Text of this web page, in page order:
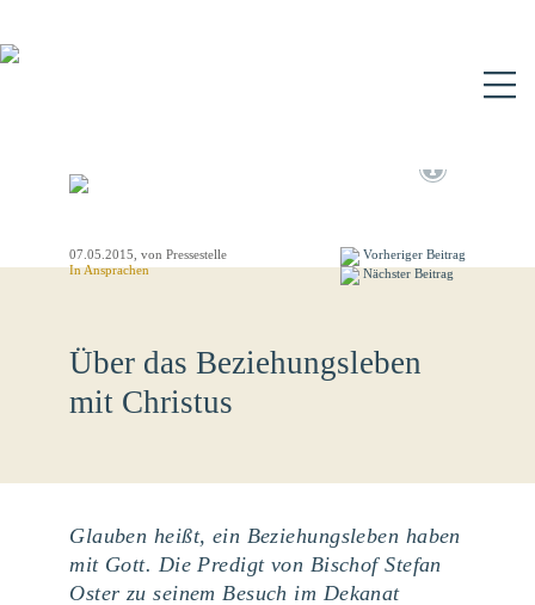
07.05.2015 , von Pressestelle
InAnsprachen
Vorheriger Beitrag
Nächster Beitrag
Über das Beziehungsleben
mit Christus
Glauben heißt, ein Beziehungsleben haben
mit Gott. Die Predigt von Bischof Stefan
Oster zu seinem Besuch im Dekanat